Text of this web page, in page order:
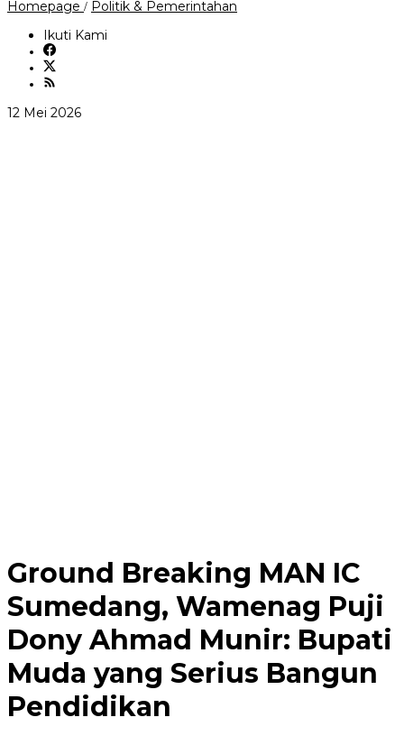
Homepage / Politik & Pemerintahan
Ikuti Kami
12 Mei 2026oleh
‎Ground Breaking MAN IC
Sumedang, Wamenag Puji
Dony Ahmad Munir: Bupati
Muda yang Serius Bangun
Pendidikan